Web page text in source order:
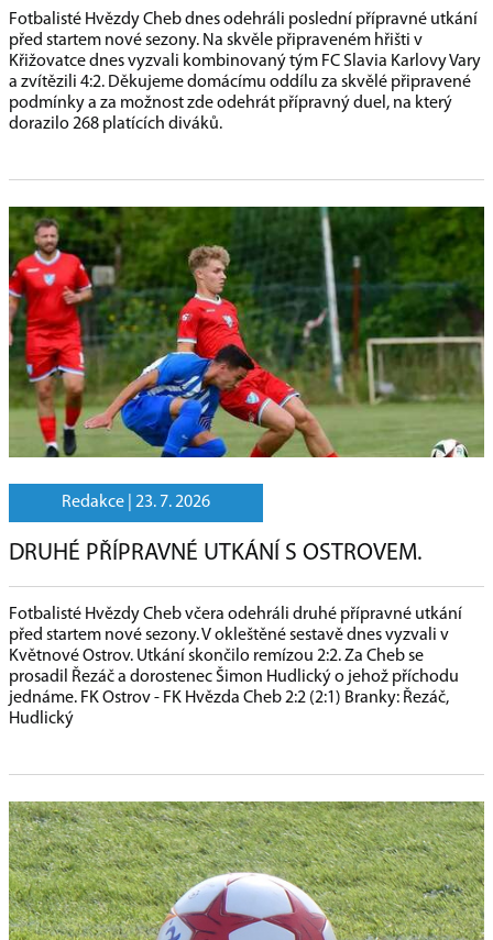
Fotbalisté Hvězdy Cheb dnes odehráli poslední přípravné utkání
před startem nové sezony. Na skvěle připraveném hřišti v
Křižovatce dnes vyzvali kombinovaný tým FC Slavia Karlovy Vary
a zvítězili 4:2. Děkujeme domácímu oddílu za skvělé připravené
podmínky a za možnost zde odehrát přípravný duel, na který
dorazilo 268 platících diváků.
Redakce | 23. 7. 2026
DRUHÉ PŘÍPRAVNÉ UTKÁNÍ S OSTROVEM.
Fotbalisté Hvězdy Cheb včera odehráli druhé přípravné utkání
před startem nové sezony. V okleštěné sestavě dnes vyzvali v
Květnové Ostrov. Utkání skončilo remízou 2:2. Za Cheb se
prosadil Řezáč a dorostenec Šimon Hudlický o jehož příchodu
jednáme. FK Ostrov - FK Hvězda Cheb 2:2 (2:1) Branky: Řezáč,
Hudlický